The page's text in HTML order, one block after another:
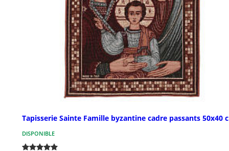
Tapisserie Sainte Famille byzantine cadre passants 50x40
DISPONIBLE